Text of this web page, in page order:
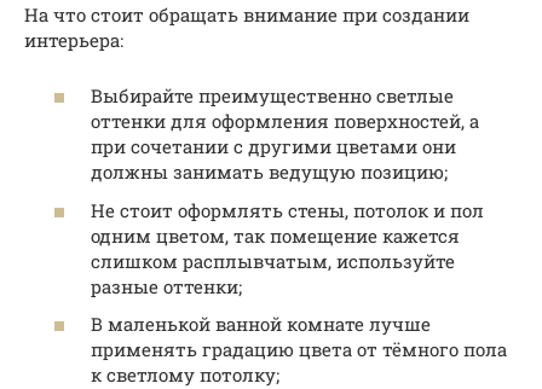
На что стоит обращать внимание при создании
интерьера:
Выбирайте преимущественно светлые
оттенки для оформления поверхностей, а
при сочетании с другими цветами они
должны занимать ведущую позицию;
Не стоит оформлять стены, потолок и пол
одним цветом, так помещение кажется
слишком расплывчатым, используйте
разные оттенки;
В маленькой ванной комнате лучше
применять градацию цвета от тёмного пола
к светлому потолку;